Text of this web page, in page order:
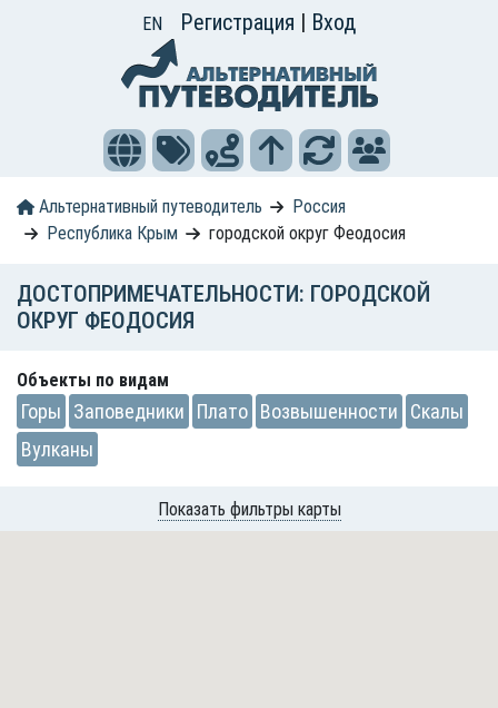
EN Регистрация | Вход
Альтернативный путеводитель
Россия
Республика Крым
городской округ Феодосия
ДОСТОПРИМЕЧАТЕЛЬНОСТИ: ГОРОДСКОЙ
ОКРУГ ФЕОДОСИЯ
Объекты по видам
Горы Заповедники Плато Возвышенности
Скалы
Вулканы
Показать фильтры карты